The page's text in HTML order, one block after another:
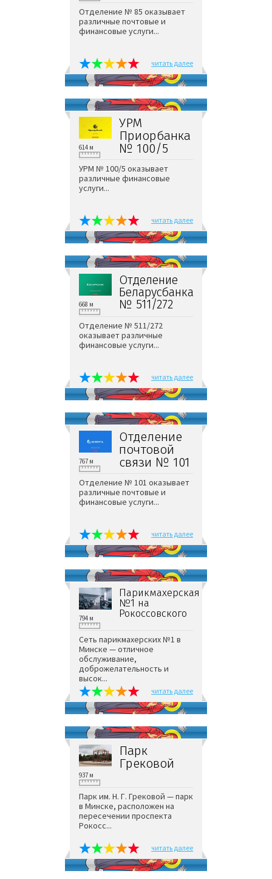
Отделение № 85 оказывает
различные почтовые и
финансовые услуги...
читать далее
УРМ
Приорбанка
№ 100/5
614 м
УРМ № 100/5 оказывает
различные финансовые
услуги...
читать далее
Отделение
Беларусбанка
№ 511/272
668 м
Отделение № 511/272
оказывает различные
финансовые услуги...
читать далее
Отделение
почтовой
связи № 101
767 м
Отделение № 101 оказывает
различные почтовые и
финансовые услуги...
читать далее
Парикмахерская
№1 на
Рокоссовского
794 м
Сеть парикмахерских №1 в
Минске — отличное
обслуживание,
доброжелательность и
высок...
читать далее
Парк
Грековой
937 м
Парк им. Н. Г. Грековой — парк
в Минске, расположен на
пересечении проспекта
Рокосс...
читать далее